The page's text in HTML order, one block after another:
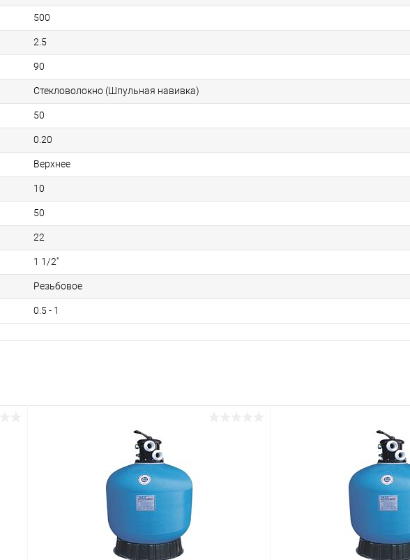
500
2.5
90
Стекловолокно (Шпульная навивка)
50
0.20
Верхнее
10
50
22
1 1/2''
Резьбовое
0.5 - 1